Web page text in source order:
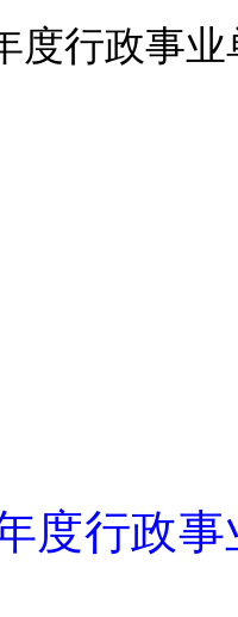
度行政事
度行政